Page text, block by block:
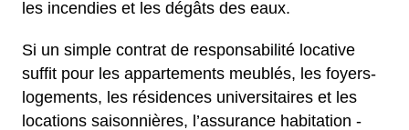
les incendies et les dégâts des eaux.
Si un simple contrat de responsabilité locative
suffit pour les appartements meublés, les foyers-
logements, les résidences universitaires et les
locations saisonnières, l’assurance habitation -